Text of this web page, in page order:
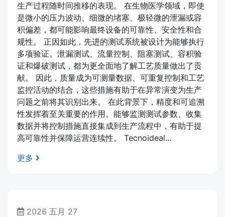
生产过程随时间推移的表现。 在生物医学领域，即使
是微小的压力波动、细微的堵塞、极轻微的泄漏或容
积偏差，都可能影响最终设备的可靠性、安全性和合
规性。 正因如此，先进的测试系统被设计为能够执行
多项验证。泄漏测试、流量控制、阻塞测试、容积验
证和爆破测试，都为更全面地了解工艺质量做出了贡
献。 因此，质量成为可测量数据、可重复控制和工艺
监控活动的结合，这些措施有助于在异常演变为生产
问题之前将其识别出来。 在此背景下，精度和可追溯
性发挥着至关重要的作用。能够监测测试参数、收集
数据并将控制措施直接集成到生产流程中，有助于提
高可靠性并保障运营连续性。 Tecnoideal...
更多
2026 五月 27